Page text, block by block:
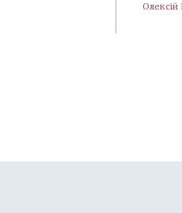
Олексій